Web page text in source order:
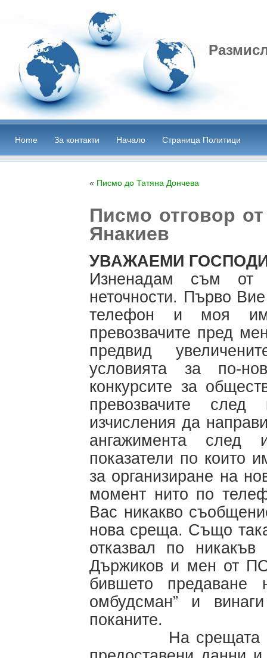
Home За контакти Начало Страница Политици
« Писмо до Татяна Дончева
Писмо отговор
Янакиев
УВАЖАЕМИ
Изненадам съм от
неточности. Първо
телефон и моя
превозвачите пред
предвид
условията за по-
конкурсите за
превозвачите
изчисления да
ангажимента след
показатели по които
за организиране на
момент нито по
Вас никакво
нова среща. Също
отказвал по
Държиков и мен от
бившето предаване
омбудсман” и
поканите.
На срещата при